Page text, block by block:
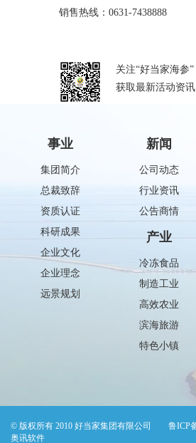
销售热线：0631-7438888
关注“好当家海参”
获取最新活动资讯
事业
集团简介
总裁致辞
资质认证
科研成果
企业文化
企业理念
远景规划
新闻
公司动态
行业资讯
公告商情
产业
冷冻食品
制造工业
高效农业
滨海旅游
特色小镇
© 版权所有 2010 好当家集团有限公司 鲁ICP
奥讯软件